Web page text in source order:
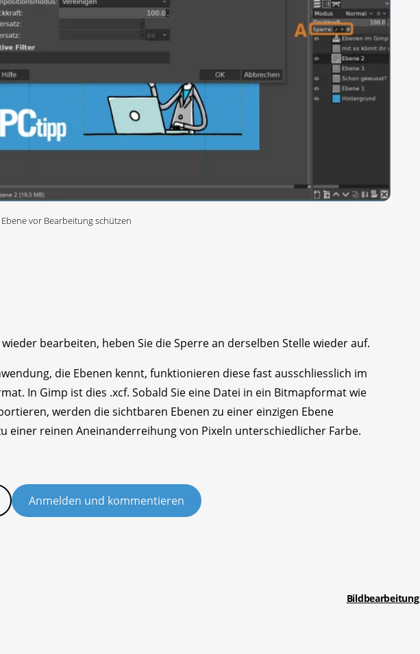
vor Bearbeitung schützen
bearbeiten, heben Sie die Sperre an derselben Stelle wieder auf.
die Ebenen kennt, funktionieren diese fast ausschliesslich im
In Gimp ist dies .xcf. Sobald Sie eine Datei in ein Bitmapformat wie
werden die sichtbaren Ebenen zu einer einzigen Ebene
einer reinen Aneinanderreihung von Pixeln unterschiedlicher Farbe.
Anmelden und kommentieren
Bildbearbeitung